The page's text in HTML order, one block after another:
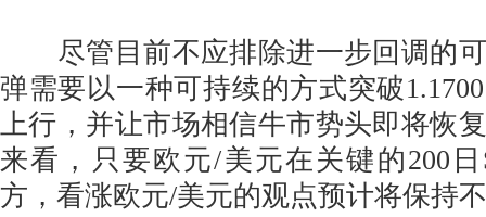
尽管目前不应排除进一步回调的可
弹需要以一种可持续的方式突破
上行，并让市场相信牛市势头即将恢
来看，只要欧元/美元在关键的200日
方，看涨欧元/美元的观点预计将保持